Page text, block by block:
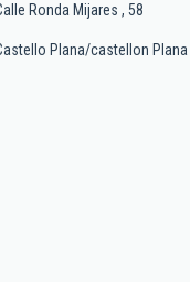
Ronda Mijares , 58
Plana/castellon Plana